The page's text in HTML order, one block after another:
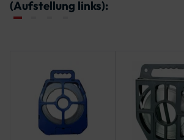
(Aufstellung links):